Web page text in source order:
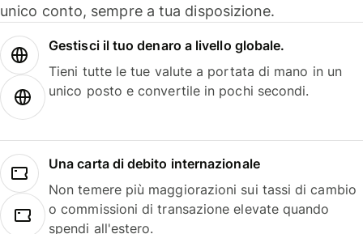
unico conto, sempre a tua disposizione.
Gestisci il tuo denaro a livello globale.
Tieni tutte le tue valute a portata di mano in un
unico posto e convertile in pochi secondi.
Una carta di debito internazionale
Non temere più maggiorazioni sui tassi di cambio
o commissioni di transazione elevate quando
spendi all'estero.